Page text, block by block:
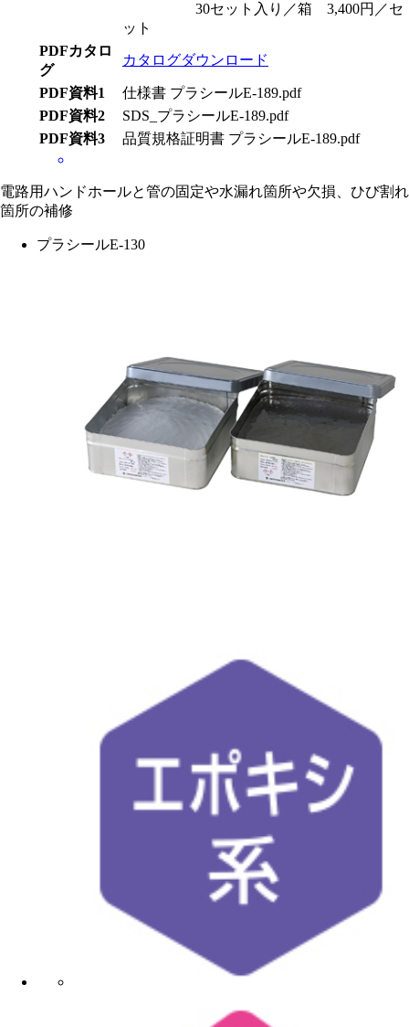
30セット入り／箱 3,400円／セ
ット
PDFカタロ
グ
カタログダウンロード
PDF資料1
仕様書 プラシールE-189.pdf
PDF資料2
SDS_プラシールE-189.pdf
PDF資料3
品質規格証明書 プラシールE-189.pdf
電路用ハンドホールと管の固定や水漏れ箇所や欠損、ひび割れ
箇所の補修
プラシールE-130